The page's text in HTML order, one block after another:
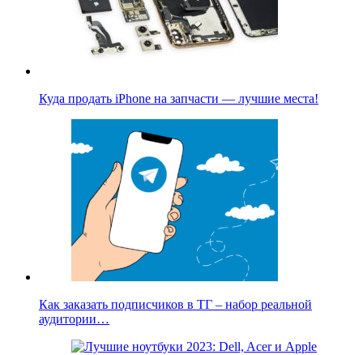
Куда продать iPhone на запчасти — лучшие места!
Как заказать подписчиков в ТГ – набор реальной
аудитории…